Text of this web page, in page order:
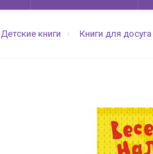
Детские книги Книги для досуга